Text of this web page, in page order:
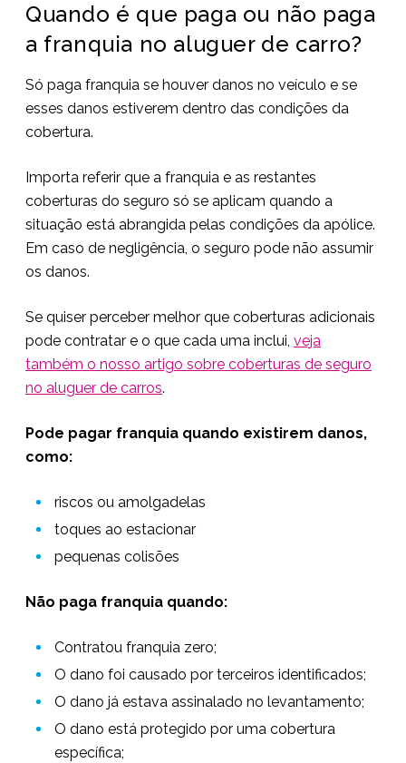
Quando é que paga ou não paga
a franquia no aluguer de carro?
Só paga franquia se houver danos no veículo e se
esses danos estiverem dentro das condições da
cobertura.
Importa referir que a franquia e as restantes
coberturas do seguro só se aplicam quando a
situação está abrangida pelas condições da apólice.
Em caso de negligência, o seguro pode não assumir
os danos.
Se quiser perceber melhor que coberturas adicionais
pode contratar e o que cada uma inclui, veja
também o nosso artigo sobre coberturas de seguro
no aluguer de carros.
Pode pagar franquia quando existirem danos,
como:
riscos ou amolgadelas
toques ao estacionar
pequenas colisões
Não paga franquia quando:
Contratou franquia zero;
O dano foi causado por terceiros identificados;
O dano já estava assinalado no levantamento;
O dano está protegido por uma cobertura
específica;